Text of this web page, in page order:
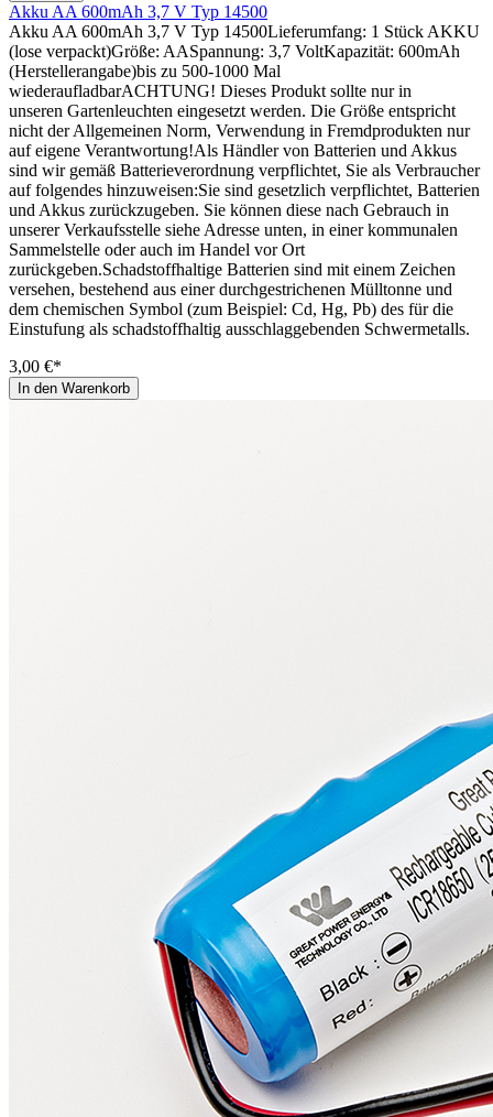
Akku AA 600mAh 3,7 V Typ 14500
Akku AA 600mAh 3,7 V Typ 14500Lieferumfang: 1 Stück AKKU
(lose verpackt)Größe: AASpannung: 3,7 VoltKapazität: 600mAh
(Herstellerangabe)bis zu 500-1000 Mal
wiederaufladbarACHTUNG! Dieses Produkt sollte nur in
unseren Gartenleuchten eingesetzt werden. Die Größe entspricht
nicht der Allgemeinen Norm, Verwendung in Fremdprodukten nur
auf eigene Verantwortung!Als Händler von Batterien und Akkus
sind wir gemäß Batterieverordnung verpflichtet, Sie als Verbraucher
auf folgendes hinzuweisen:Sie sind gesetzlich verpflichtet, Batterien
und Akkus zurückzugeben. Sie können diese nach Gebrauch in
unserer Verkaufsstelle siehe Adresse unten, in einer kommunalen
Sammelstelle oder auch im Handel vor Ort
zurückgeben.Schadstoffhaltige Batterien sind mit einem Zeichen
versehen, bestehend aus einer durchgestrichenen Mülltonne und
dem chemischen Symbol (zum Beispiel: Cd, Hg, Pb) des für die
Einstufung als schadstoffhaltig ausschlaggebenden Schwermetalls.
3,00 €*
In den Warenkorb